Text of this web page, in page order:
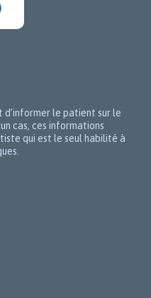
d’informer le patient sur le
cas, ces informations
qui est le seul habilité à